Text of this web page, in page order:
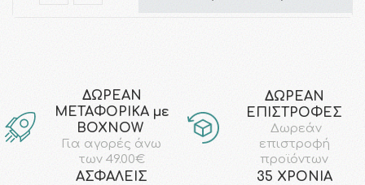
ΔΩΡΕΑΝ
ΜΕΤΑΦΟΡΙΚΑ με
ΒΟΧΝΟW
Για αγορές άνω
των 49.00€
ΔΩΡΕΑΝ
ΕΠΙΣΤΡΟΦΕΣ
Δωρεάν
επιστροφή
προϊόντων
AΣΦΑΛΕΙΣ
35 ΧΡΟΝΙΑ